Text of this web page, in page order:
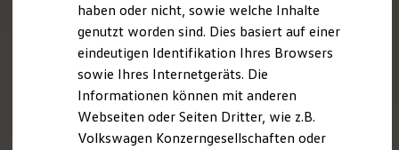
haben oder nicht, sowie welche Inhalte
genutzt worden sind. Dies basiert auf einer
eindeutigen Identifikation Ihres Browsers
sowie Ihres Internetgeräts. Die
Informationen können mit anderen
Webseiten oder Seiten Dritter, wie z.B.
Volkswagen Konzerngesellschaften oder